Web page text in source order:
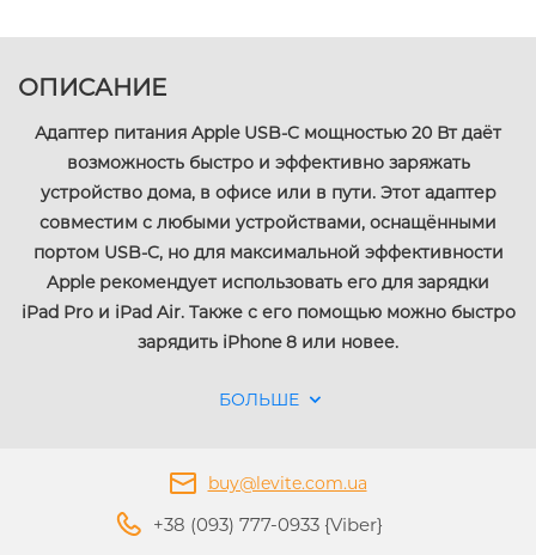
ОПИСАНИЕ
Адаптер питания Apple USB‑C мощностью 20 Вт даёт
возможность быстро и эффективно заряжать
устройство дома, в офисе или в пути. Этот адаптер
совместим с любыми устройствами, оснащёнными
портом USB-C, но для максимальной эффективности
Apple рекомендует использовать его для зарядки
iPad Pro и iPad Air. Также с его помощью можно быстро
зарядить iPhone 8 или новее.
БОЛЬШЕ
buy@levite.com.ua
+38 (093) 777-0933 {Viber}